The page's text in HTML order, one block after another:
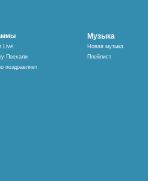
Live
Поехали
поздравляет
Музыка
Новая музыка
Плейлист